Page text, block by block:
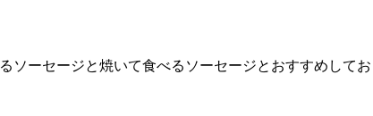
ソーセージと焼いて食べるソーセージとおすすめしてお